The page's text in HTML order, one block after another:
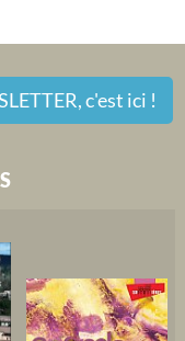
c'est ici !